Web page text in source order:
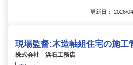
更新日： 2026/
現場監督:木造軸組住宅の施工
株式会社 浜石工務店